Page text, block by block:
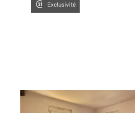
Exclusivité
METZ 57
2